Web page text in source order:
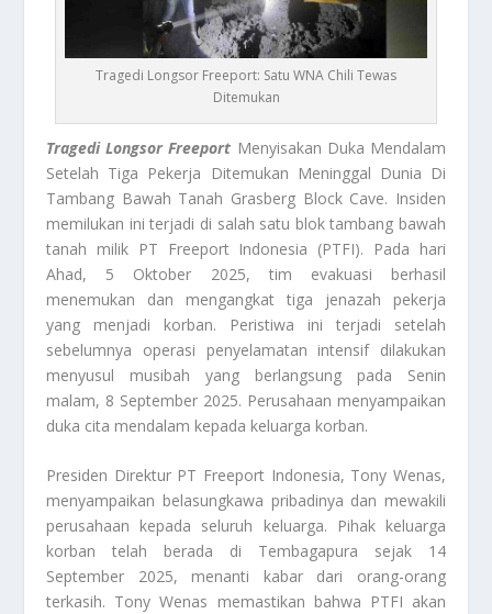
Tragedi Longsor Freeport: Satu WNA Chili Tewas
Ditemukan
Tragedi Longsor Freeport Menyisakan Duka Mendalam
Setelah Tiga Pekerja Ditemukan Meninggal Dunia Di
Tambang Bawah Tanah Grasberg Block Cave. Insiden
memilukan ini terjadi di salah satu blok tambang bawah
tanah milik PT Freeport Indonesia (PTFI). Pada hari
Ahad, 5 Oktober 2025, tim evakuasi berhasil
menemukan dan mengangkat tiga jenazah pekerja
yang menjadi korban. Peristiwa ini terjadi setelah
sebelumnya operasi penyelamatan intensif dilakukan
menyusul musibah yang berlangsung pada Senin
malam, 8 September 2025. Perusahaan menyampaikan
duka cita mendalam kepada keluarga korban.
Presiden Direktur PT Freeport Indonesia, Tony Wenas,
menyampaikan belasungkawa pribadinya dan mewakili
perusahaan kepada seluruh keluarga. Pihak keluarga
korban telah berada di Tembagapura sejak 14
September 2025, menanti kabar dari orang-orang
terkasih. Tony Wenas memastikan bahwa PTFI akan